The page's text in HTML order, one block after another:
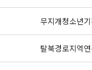
무지개청소년
탈북경로지역